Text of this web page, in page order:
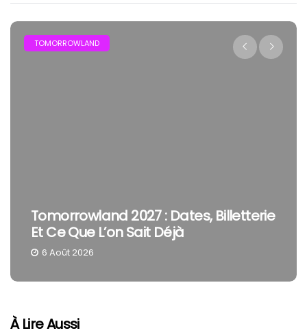
TOMORROWLAND
Tomorrowland 2027 : Dates, Billetterie
Et Ce Que L’on Sait Déjà
6 Août 2026
À Lire Aussi